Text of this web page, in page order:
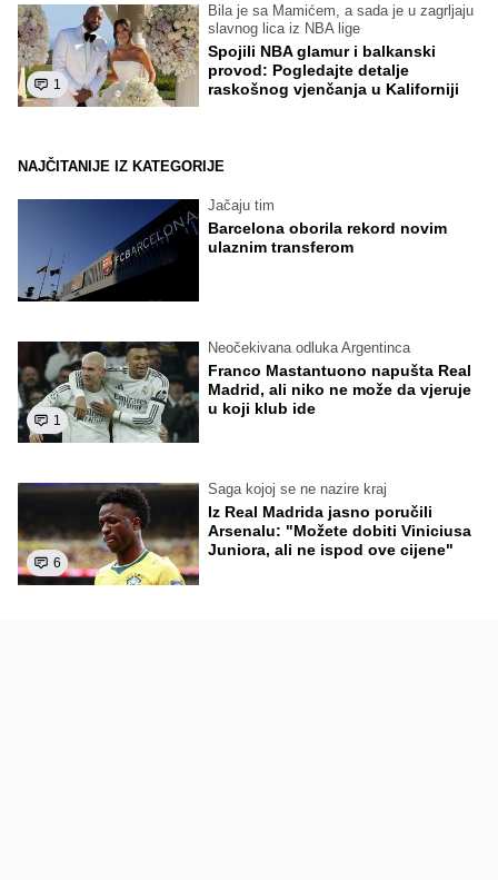
1
Bila je sa Mamićem, a sada je u zagrljaju
slavnog lica iz NBA lige
Spojili NBA glamur i balkanski
provod: Pogledajte detalje
raskošnog vjenčanja u Kaliforniji
NAJČITANIJE IZ KATEGORIJE
Jačaju tim
Barcelona oborila rekord novim
ulaznim transferom
1
Neočekivana odluka Argentinca
Franco Mastantuono napušta Real
Madrid, ali niko ne može da vjeruje
u koji klub ide
6
Saga kojoj se ne nazire kraj
Iz Real Madrida jasno poručili
Arsenalu: "Možete dobiti Viniciusa
Juniora, ali ne ispod ove cijene"